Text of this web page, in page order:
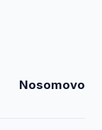
Nosomovo